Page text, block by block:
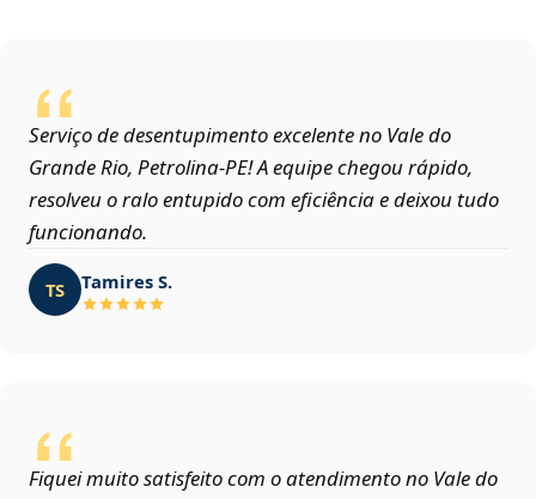
Serviço de desentupimento excelente no Vale do
Grande Rio, Petrolina‑PE! A equipe chegou rápido,
resolveu o ralo entupido com eficiência e deixou tudo
funcionando.
TS Tamires S.
Fiquei muito satisfeito com o atendimento no Vale do